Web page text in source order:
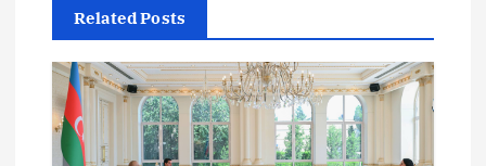
q
a
s
Related Posts